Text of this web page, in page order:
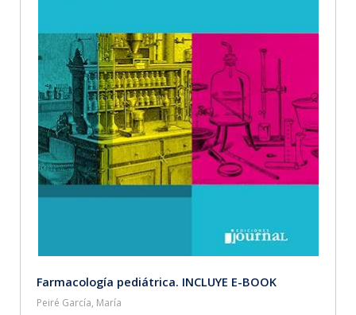
Farmacología pediátrica. INCLUYE E-BOOK
Peiré García, María